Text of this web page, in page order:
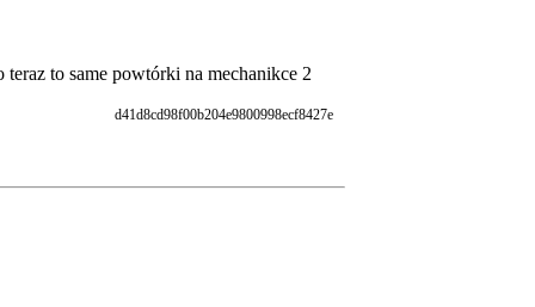
to same powtórki na mechanikce 2
d41d8cd98f00b204e9800998ecf8427e